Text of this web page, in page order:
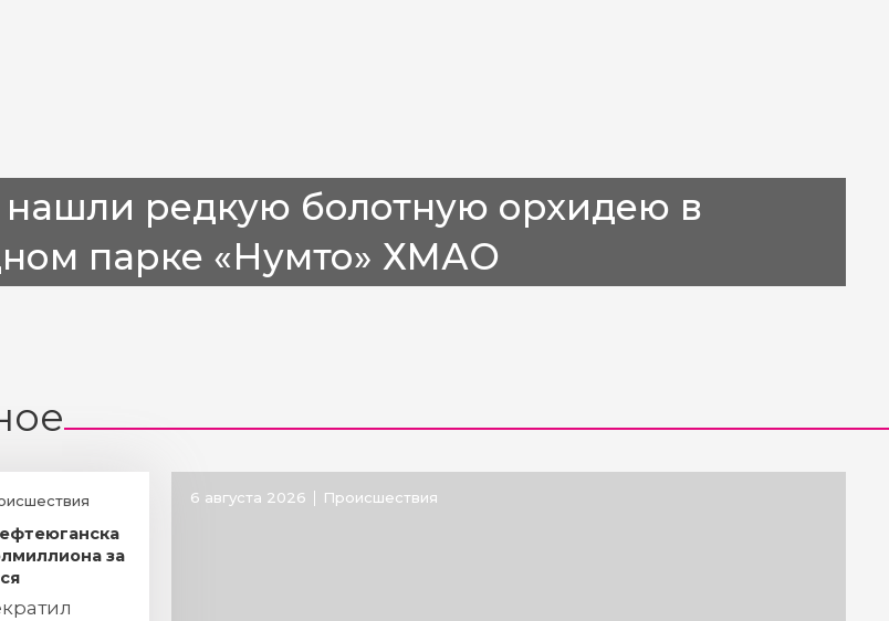
редкую болотную орхидею в
парке «Нумто» ХМАО
за
6 августа 2026 Происшествия